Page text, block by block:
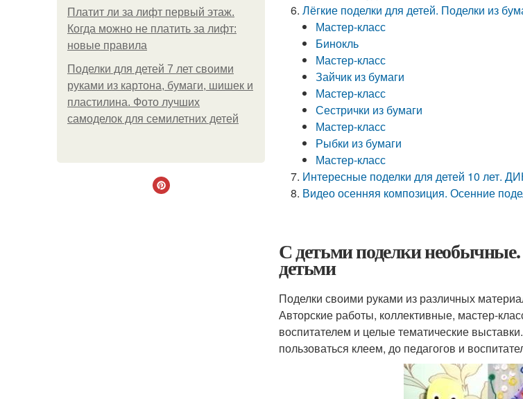
Платит ли за лифт первый этаж.
Когда можно не платить за лифт:
новые правила
Поделки для детей 7 лет своими
руками из картона, бумаги, шишек и
пластилина. Фото лучших
самоделок для семилетних детей
Лёгкие поделки для детей. Поделки из
Мастер-класс
Бинокль
Мастер-класс
Зайчик из бумаги
Мастер-класс
Сестрички из бумаги
Мастер-класс
Рыбки из бумаги
Мастер-класс
Интересные поделки для детей 10 лет.
Видео осенняя композиция. Осенние
С детьми поделки
детьми
Поделки своими руками из различных
Авторские работы, коллективные, мастер-
воспитателем и целые тематические
пользоваться клеем, до педагогов и